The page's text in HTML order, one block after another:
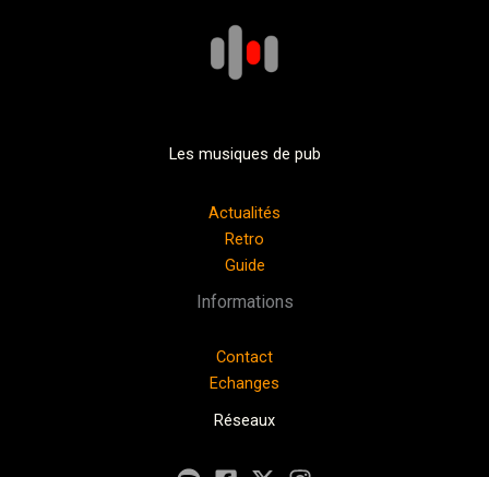
Les musiques de pub
Actualités
Retro
Guide
Informations
Contact
Echanges
Réseaux